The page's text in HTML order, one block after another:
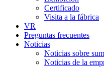
Certificado
Visita a la fábrica
VR
Preguntas frecuentes
Noticias
Noticias sobre
Noticias de la